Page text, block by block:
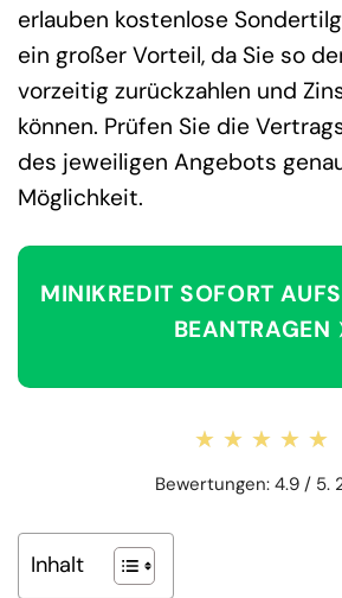
erlauben kostenlose
ein großer Vorteil, da Sie so
vorzeitig zurückzahlen und
können. Prüfen Sie die
des jeweiligen Angebots
Möglichkeit.
MINIKREDIT SOFORT
BEANTRAGEN
★★★★★
★★★★★
Bewertungen: 4.9 / 5.
Inhalt